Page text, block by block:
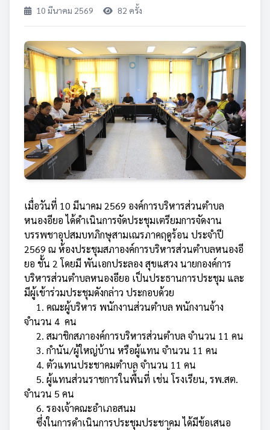
10 มีนาคม 2569 82 ครั้ง
เมื่อวันที่ 10 มีนาคม 2569 องค์การบริหารส่วนตำบล
หนองอียอ ได้ดำเนินการจัดประชุมเตรียมการจัดงาน
บรรพชาอุปสมบทภิกษุสามเณรภาคฤดูร้อน ประจำปี
2569 ณ ห้องประชุมสภาองค์การบริหารส่วนตำบลหนองอี
ยอ ชั้น 2 โดยมี พันเอกประลอง สุขแสวง นายกองค์การ
บริหารส่วนตำบลหนองอียอ เป็นประธานการประชุม และ
มีผู้เข้าร่วมประชุมดังกล่าว ประกอบด้วย
1. คณะผู้บริหาร พนักงานส่วนตำบล พนักงานจ้าง
จำนวน 4 คน
2. สมาชิกสภาองค์การบริหารส่วนตำบล จำนวน 11 คน
3. กำนัน/ผู้ใหญ่บ้าน หรือผู้แทน จำนวน 11 คน
4. ตัวแทนประชาคมตำบล จำนวน 11 คน
5. ผู้แทนส่วนราชการในพื้นที่ เช่น โรงเรียน, รพ.สต.
จำนวน 5 คน
6. รองเจ้าคณะอำเภอสนม
ซึ่งในการดำเนินการประชุมประชาคม ได้มีข้อเสนอ